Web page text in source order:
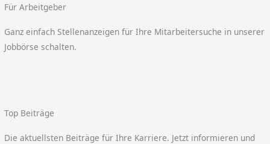
Für Arbeitgeber
Ganz einfach Stellenanzeigen für Ihre Mitarbeitersuche in unserer
Jobbörse schalten.
Top Beiträge
Die aktuellsten Beiträge für Ihre Karriere. Jetzt informieren und